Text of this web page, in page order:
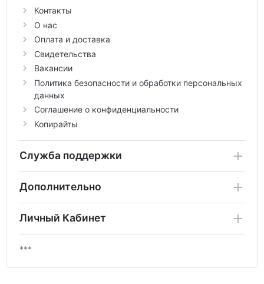
Контакты
О нас
Оплата и доставка
Свидетельства
Вакансии
Политика безопасности и обработки персональных
данных
Соглашение о конфиденциальности
Копирайты
Служба поддержки
Дополнительно
Личный Кабинет
***